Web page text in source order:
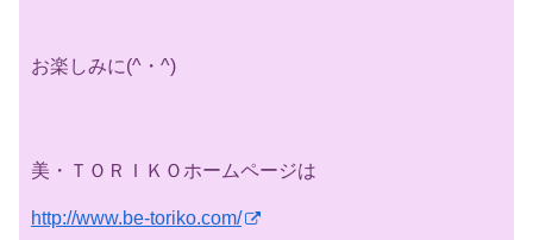
お楽しみに(^・^)
美・ＴＯＲＩＫＯホームページは
http://www.be-toriko.com/